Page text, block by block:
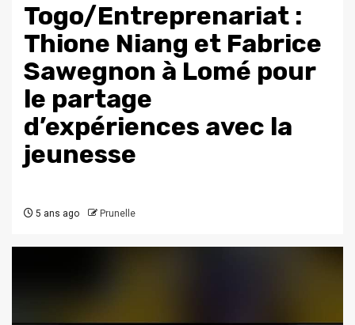
Togo/Entreprenariat :
Thione Niang et Fabrice
Sawegnon à Lomé pour
le partage
d’expériences avec la
jeunesse
5 ans ago Prunelle